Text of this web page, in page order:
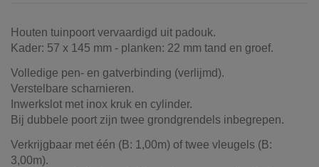
Houten tuinpoort vervaardigd uit padouk.
Kader: 57 x 145 mm - planken: 22 mm tand en groef.
Volledige pen- en gatverbinding (verlijmd).
Verstelbare scharnieren.
Inwerkslot met inox kruk en cylinder.
Bij dubbele poort zijn twee grondgrendels inbegrepen.
Verkrijgbaar met één (B: 1,00m) of twee vleugels (B:
3,00m).